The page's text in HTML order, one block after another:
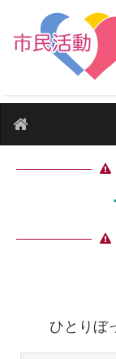
ひとりぼ